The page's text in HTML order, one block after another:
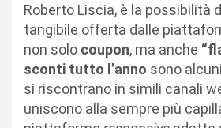
Roberto Liscia, è la possibilità
tangibile offerta dalle
non solo coupon, ma anche
sconti tutto l’anno sono
si riscontrano in simili canali
uniscono alla sempre più